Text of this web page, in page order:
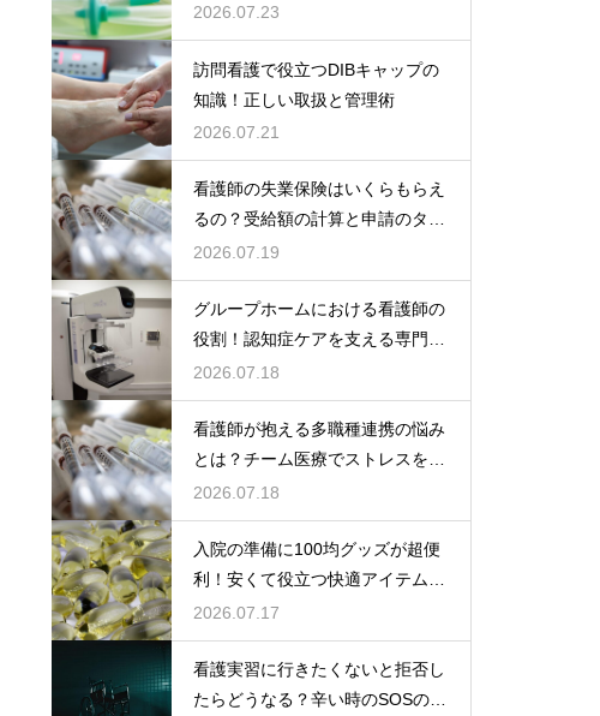
2026.07.23
訪問看護で役立つDIBキャップの
知識！正しい取扱と管理術
2026.07.21
看護師の失業保険はいくらもらえ
るの？受給額の計算と申請のタイ
ミング
2026.07.19
グループホームにおける看護師の
役割！認知症ケアを支える専門的
な力
2026.07.18
看護師が抱える多職種連携の悩み
とは？チーム医療でストレスを減
らす方法
2026.07.18
入院の準備に100均グッズが超便
利！安くて役立つ快適アイテムを
紹介
2026.07.17
看護実習に行きたくないと拒否し
たらどうなる？辛い時のSOSの出